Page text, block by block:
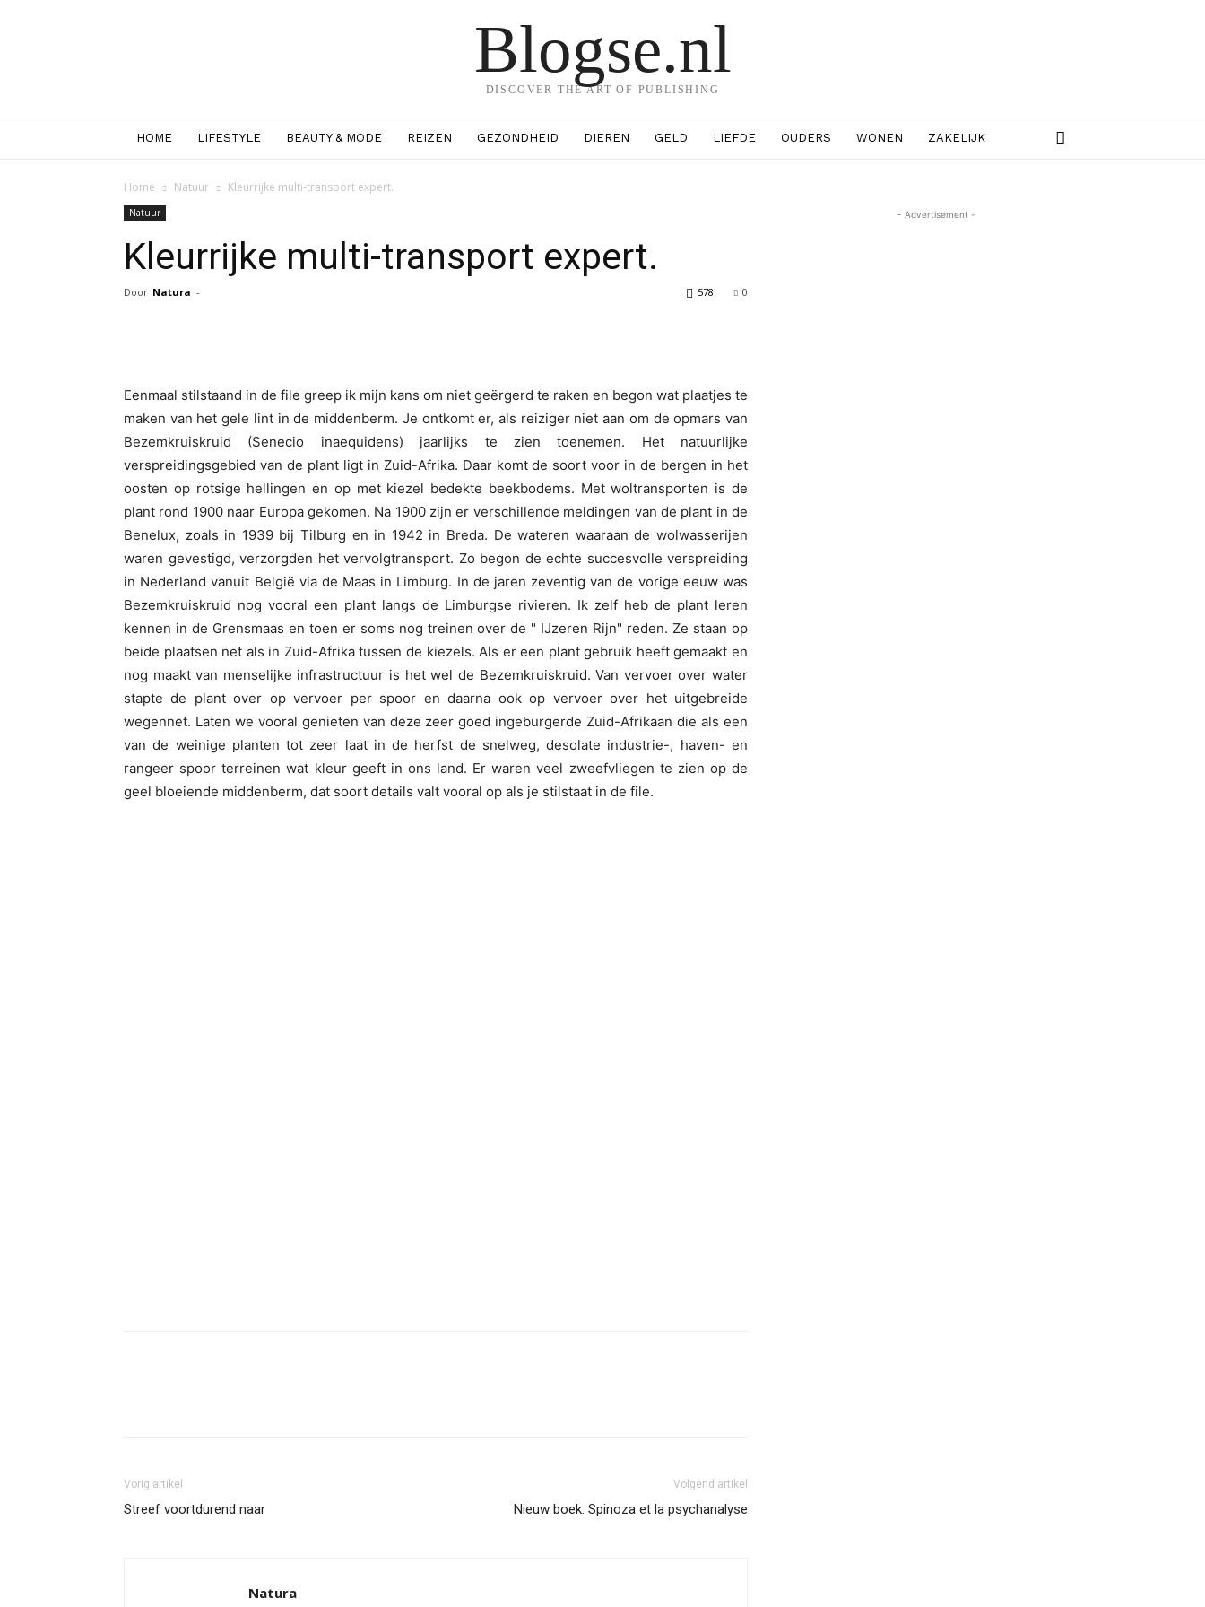
Blogse.nl
DISCOVER THE ART OF PUBLISHING
HOME LIFESTYLE BEAUTY & MODE REIZEN GEZONDHEID DIEREN GELD LIEFDE OUDERS WONEN ZAKELIJK
Home Natuur Kleurrijke multi-transport expert.
Natuur
Kleurrijke multi-transport expert.
Door Natura - 0
578
Eenmaal stilstaand in de file greep ik mijn kans om niet geërgerd te raken en begon wat plaatjes te
maken van het gele lint in de middenberm. Je ontkomt er, als reiziger niet aan om de opmars van
Bezemkruiskruid (Senecio inaequidens) jaarlijks te zien toenemen. Het natuurlijke
verspreidingsgebied van de plant ligt in Zuid-Afrika. Daar komt de soort voor in de bergen in het
oosten op rotsige hellingen en op met kiezel bedekte beekbodems. Met woltransporten is de
plant rond 1900 naar Europa gekomen. Na 1900 zijn er verschillende meldingen van de plant in de
Benelux, zoals in 1939 bij Tilburg en in 1942 in Breda. De wateren waaraan de wolwasserijen
waren gevestigd, verzorgden het vervolgtransport. Zo begon de echte succesvolle verspreiding
in Nederland vanuit België via de Maas in Limburg. In de jaren zeventig van de vorige eeuw was
Bezemkruiskruid nog vooral een plant langs de Limburgse rivieren. Ik zelf heb de plant leren
kennen in de Grensmaas en toen er soms nog treinen over de " IJzeren Rijn" reden. Ze staan op
beide plaatsen net als in Zuid-Afrika tussen de kiezels. Als er een plant gebruik heeft gemaakt en
nog maakt van menselijke infrastructuur is het wel de Bezemkruiskruid. Van vervoer over water
stapte de plant over op vervoer per spoor en daarna ook op vervoer over het uitgebreide
wegennet. Laten we vooral genieten van deze zeer goed ingeburgerde Zuid-Afrikaan die als een
van de weinige planten tot zeer laat in de herfst de snelweg, desolate industrie-, haven- en
rangeer spoor terreinen wat kleur geeft in ons land. Er waren veel zweefvliegen te zien op de
geel bloeiende middenberm, dat soort details valt vooral op als je stilstaat in de file.
Vorig artikel
Streef voortdurend naar
Volgend artikel
Nieuw boek: Spinoza et la psychanalyse
Natura
- Advertisement -